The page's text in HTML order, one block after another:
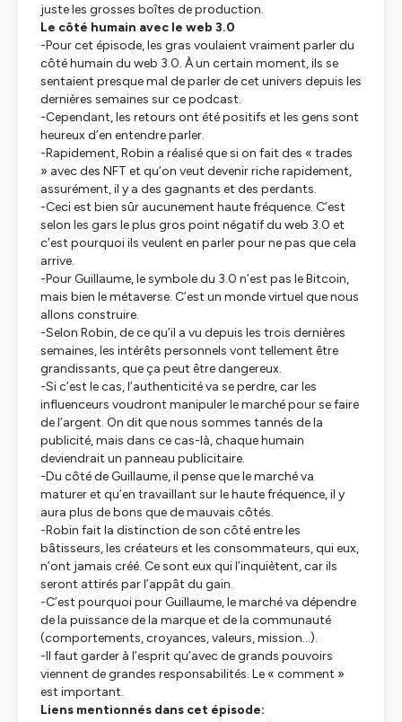
juste les grosses boîtes de production.
Le côté humain avec le web 3.0
-Pour cet épisode, les gras voulaient vraiment parler du
côté humain du web 3.0. À un certain moment, ils se
sentaient presque mal de parler de cet univers depuis les
dernières semaines sur ce podcast.
-Cependant, les retours ont été positifs et les gens sont
heureux d’en entendre parler.
-Rapidement, Robin a réalisé que si on fait des « trades
» avec des NFT et qu’on veut devenir riche rapidement,
assurément, il y a des gagnants et des perdants.
-Ceci est bien sûr aucunement haute fréquence. C’est
selon les gars le plus gros point négatif du web 3.0 et
c’est pourquoi ils veulent en parler pour ne pas que cela
arrive.
-Pour Guillaume, le symbole du 3.0 n’est pas le Bitcoin,
mais bien le métaverse. C’est un monde virtuel que nous
allons construire.
-Selon Robin, de ce qu’il a vu depuis les trois dernières
semaines, les intérêts personnels vont tellement être
grandissants, que ça peut être dangereux.
-Si c’est le cas, l’authenticité va se perdre, car les
influenceurs voudront manipuler le marché pour se faire
de l’argent. On dit que nous sommes tannés de la
publicité, mais dans ce cas-là, chaque humain
deviendrait un panneau publicitaire.
-Du côté de Guillaume, il pense que le marché va
maturer et qu’en travaillant sur le haute fréquence, il y
aura plus de bons que de mauvais côtés.
-Robin fait la distinction de son côté entre les
bâtisseurs, les créateurs et les consommateurs, qui eux,
n’ont jamais créé. Ce sont eux qui l’inquiètent, car ils
seront attirés par l’appât du gain.
-C’est pourquoi pour Guillaume, le marché va dépendre
de la puissance de la marque et de la communauté
(comportements, croyances, valeurs, mission…).
-Il faut garder à l’esprit qu’avec de grands pouvoirs
viennent de grandes responsabilités. Le « comment »
est important.
Liens mentionnés dans cet épisode: